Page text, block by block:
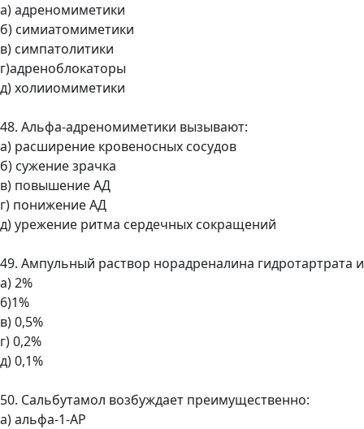
а) адреномиметики
б) симиатомиметики
в) симпатолитики
г)адреноблокаторы
д) холииомиметики
48. Альфа-адреномиметики вызывают:
а) расширение кровеносных сосудов
б) сужение зрачка
в) повышение АД
г) понижение АД
д) урежение ритма сердечных сокращений
49. Ампульный раствор норадреналина гидротартрата
а) 2%
6)1%
в) 0,5%
г) 0,2%
д) 0,1%
50. Сальбутамол возбуждает преимущественно:
а) альфа-1-АР